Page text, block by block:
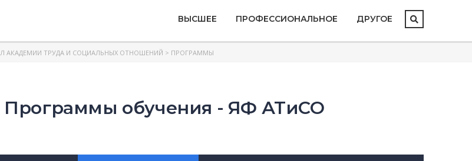
ВЫСШЕЕ ПРОФЕССИОНАЛЬНОЕ ДРУГОЕ
АКАДЕМИИ ТРУДА И СОЦИАЛЬНЫХ ОТНОШЕНИЙ > ПРОГРАММЫ
Программы обучения - ЯФ АТиСО